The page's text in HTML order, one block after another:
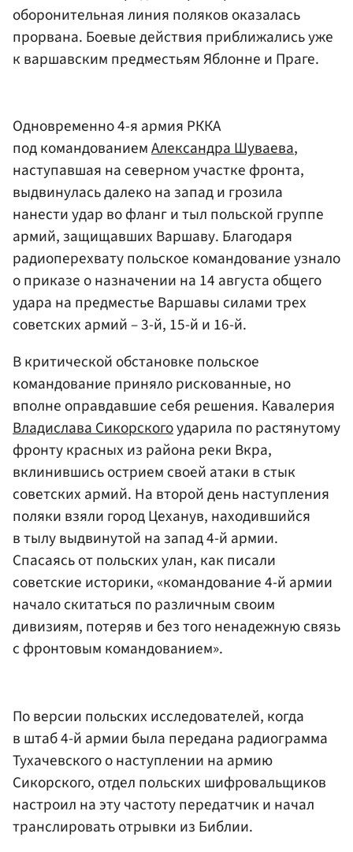
оборонительная линия поляков оказалась
прорвана. Боевые действия приближались уже
к варшавским предместьям Яблонне и Праге.
Одновременно 4-я армия РККА
под командованиемАлександра Шуваева,
наступавшая на северном участке фронта,
выдвинулась далеко на запад и грозила
нанести удар во фланг и тыл польской группе
армий, защищавших Варшаву. Благодаря
радиоперехвату польское командование узнало
о приказе о назначении на 14 августа общего
удара на предместье Варшавы силами трех
советских армий – 3-й, 15-й и 16-й.
В критической обстановке польское
командование приняло рискованные, но
вполне оправдавшие себя решения. Кавалерия
Владислава Сикорскогоударила по растянутому
фронту красных из района реки Вкра,
вклинившись острием своей атаки в стык
советских армий. На второй день наступления
поляки взяли город Цеханув, находившийся
в тылу выдвинутой на запад 4-й армии.
Спасаясь от польских улан, как писали
советские историки, «командование 4-й армии
начало скитаться по различным своим
дивизиям, потеряв и без того ненадежную связь
с фронтовым командованием».
По версии польских исследователей, когда
в штаб 4-й армии была передана радиограмма
Тухачевского о наступлении на армию
Сикорского, отдел польских шифровальщиков
настроил на эту частоту передатчик и начал
транслировать отрывки из Библии.